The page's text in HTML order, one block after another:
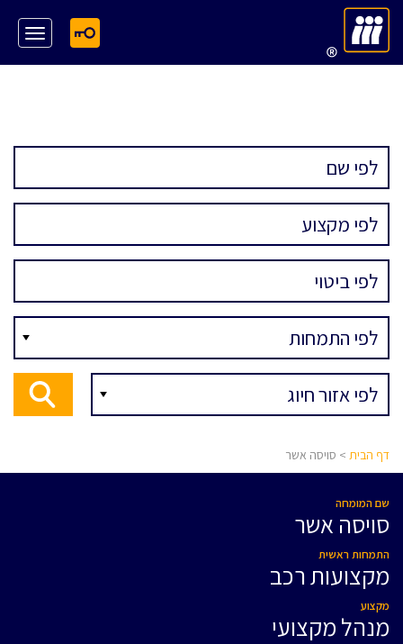
דף הבית > סויסה אשר
שם המומחה
סויסה אשר
התמחות ראשית
מקצועות רכב
מקצוע
מנהל מקצועי